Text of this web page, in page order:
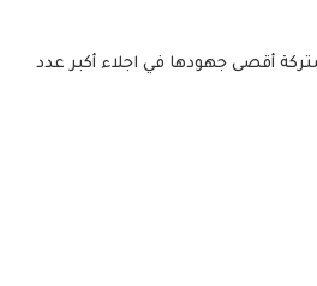
أقصى جهودها في اجلاء أكبر عدد